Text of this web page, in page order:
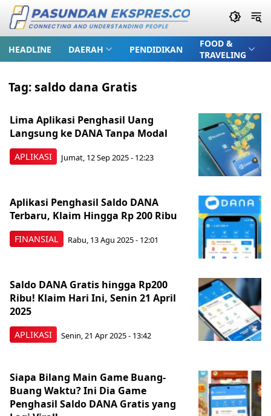
HEADLINE DAERAH PENDIDIKAN
FOOD &
TRAVELING
Tag:saldo dana Gratis
APLIKASI
Lima Aplikasi Penghasil Uang
Langsung ke DANA Tanpa Modal
Jumat, 12 Sep 2025 - 12:23
FINANSIAL
Aplikasi Penghasil Saldo DANA
Terbaru, Klaim Hingga Rp 200 Ribu
Rabu, 13 Agu 2025 - 12:01
APLIKASI
Saldo DANA Gratis hingga Rp200
Ribu! Klaim Hari Ini, Senin 21 April
2025
Senin, 21 Apr 2025 - 13:42
Siapa Bilang Main Game Buang-
Buang Waktu? Ini Dia Game
Penghasil Saldo DANA Gratis yang